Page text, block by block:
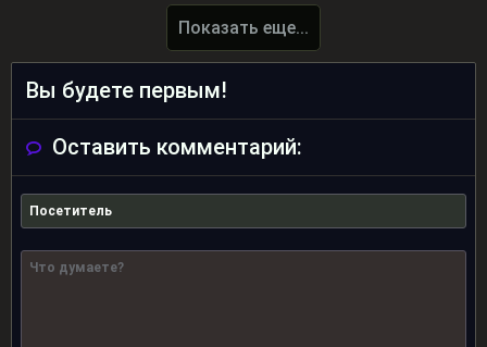
Показать еще...
Вы будете первым!
Оставить комментарий: